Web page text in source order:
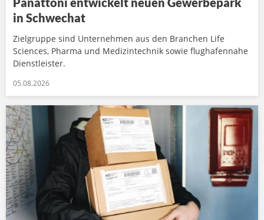
in Schwechat
Zielgruppe sind Unternehmen aus den Branchen Life
Sciences, Pharma und Medizintechnik sowie flughafennahe
Dienstleister.
05.08.2026